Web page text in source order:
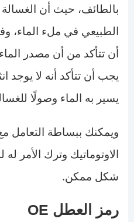
بالطائف، حيث أن
الطبيعي في ملء الماء،
أن تتأكد من أن مصدر
يجب أن تتأكد أنه لا يوجد
يسير به الماء وصولًا
ويمكنك ببساطة التعامل
الاوتوماتيك وترك الأمر
شكل ممكن.
رمز العطل OE